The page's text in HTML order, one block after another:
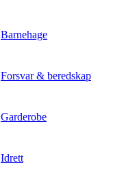
Barnehage
Forsvar & beredskap
Garderobe
Idrett